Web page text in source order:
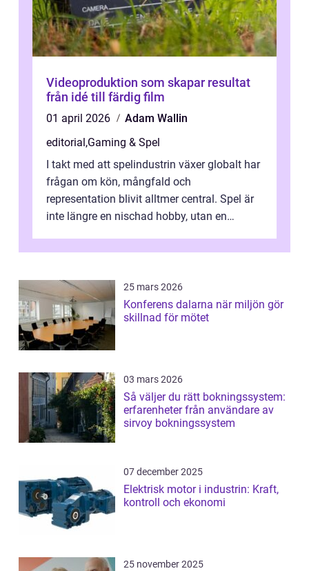
Videoproduktion som skapar resultat
från idé till färdig film
01 april 2026
Adam Wallin
editorial,Gaming & Spel
I takt med att spelindustrin växer globalt har
frågan om kön, mångfald och
representation blivit alltmer central. Spel är
inte längre en nischad hobby, utan en
25 mars 2026
Konferens dalarna när miljön gör
skillnad för mötet
03 mars 2026
Så väljer du rätt bokningssystem:
erfarenheter från användare av
sirvoy bokningssystem
07 december 2025
Elektrisk motor i industrin: Kraft,
kontroll och ekonomi
25 november 2025